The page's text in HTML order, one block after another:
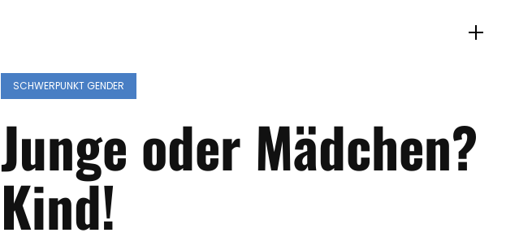
SCHWERPUNKT GENDER
Junge oder Mädchen?
Kind!